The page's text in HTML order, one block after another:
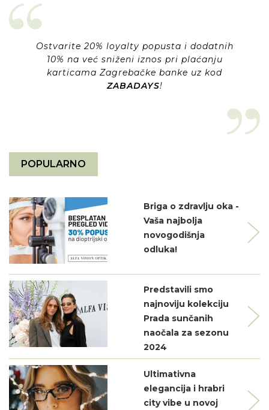
Ostvarite 20% loyalty popusta i dodatnih
10% na već sniženi iznos pri plaćanju
karticama Zagrebačke banke uz kod
ZABADAYS!
POPULARNO
Briga o zdravlju oka -
Vaša najbolja
novogodišnja
odluka!
Predstavili smo
najnoviju kolekciju
Prada sunčanih
naočala za sezonu
2024
Ultimativna
elegancija i hrabri
city vibe u novoj